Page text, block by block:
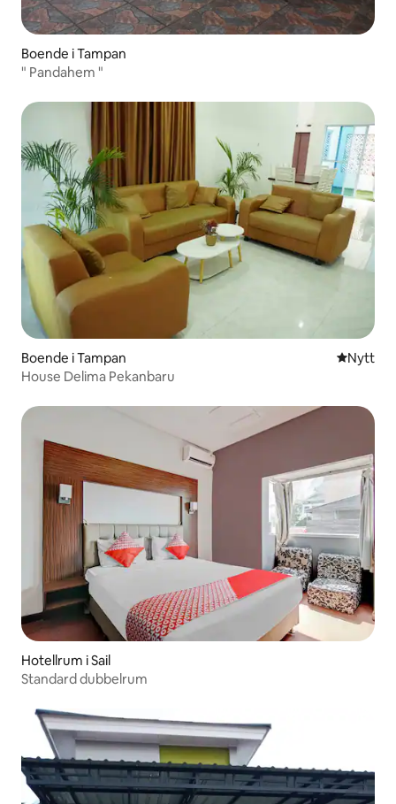
Boende i Tampan
" Pandahem "
Boende i Tampan NyttNytt
House Delima Pekanbaru
Hotellrum i Sail
Standard dubbelrum